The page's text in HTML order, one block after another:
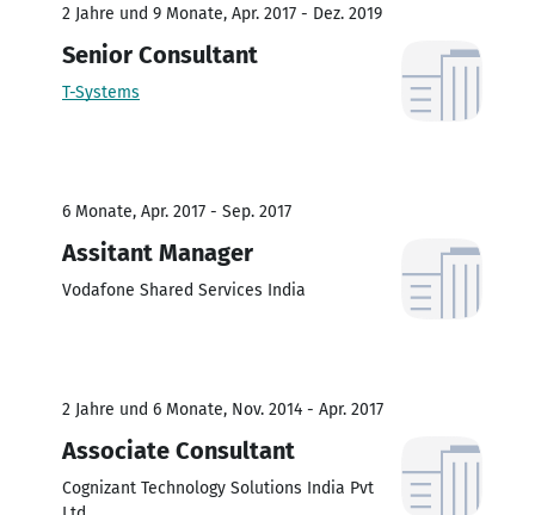
2 Jahre und 9 Monate, Apr. 2017 - Dez. 2019
Senior Consultant
T-Systems
6 Monate, Apr. 2017 - Sep. 2017
Assitant Manager
Vodafone Shared Services India
2 Jahre und 6 Monate, Nov. 2014 - Apr. 2017
Associate Consultant
Cognizant Technology Solutions India Pvt